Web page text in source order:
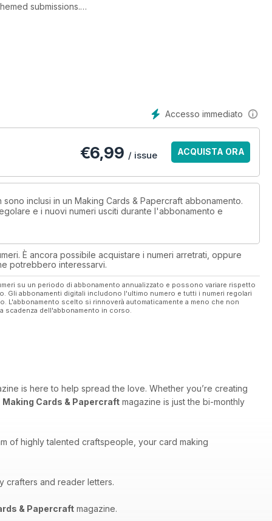
submissions.
the outline and the detail before delicately perforating and
Accesso immediato
€6,99 / issue ACQUISTA ORA
inclusi in un Making Cards & Papercraft abbonamento.
e i nuovi numeri usciti durante l'abbonamento e
È ancora possibile acquistare i numeri arretrati, oppure
potrebbero interessarvi.
su un periodo di abbonamento annualizzato e possono variare rispetto
abbonamenti digitali includono l'ultimo numero e tutti i numeri regolari
L'abbonamento scelto si rinnoverà automaticamente a meno che non
scadenza dell'abbonamento in corso.
is here to help spread the love. Whether you’re creating
Making Cards & Papercraft magazine is just the bi-monthly
of highly talented craftspeople, your card making
crafters and reader letters.
& Papercraft magazine.